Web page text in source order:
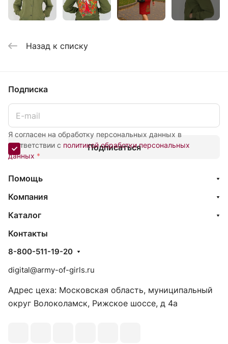
Назад к списку
Подписка
Я согласен на обработку персональных данных в
соответствии с политикой обработки персональных
данных *
Подписаться
Помощь
Компания
Каталог
Контакты
8-800-511-19-20
digital@army-of-girls.ru
Адрес цеха: Московская область, муниципальный
округ Волоколамск, Рижское шоссе, д 4а